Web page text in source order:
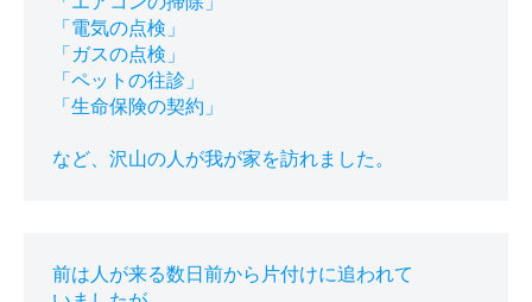
「電気の点検」
「ガスの点検」
「ペットの往診」
「生命保険の契約」
前は人が来る数日前から片付けに追われて